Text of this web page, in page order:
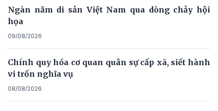
Ngàn năm di sản Việt Nam qua dòng chảy hội
họa
09/08/2026
Chính quy hóa cơ quan quân sự cấp xã, siết hành
vi trốn nghĩa vụ
08/08/2026